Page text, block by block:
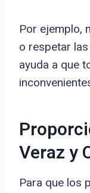
Por ejemplo,
o respetar
ayuda a que
Veraz y
Para que los